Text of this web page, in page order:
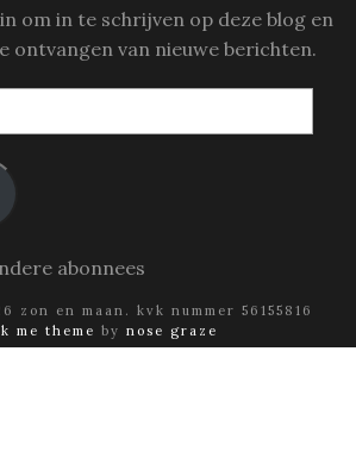
om in te schrijven op deze blog en
ontvangen van nieuwe berichten.
abonnees
zon en maan. kvk nummer 56155816
me theme by nose graze